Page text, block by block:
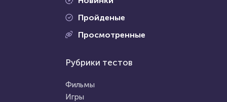
Проходили 33817 раз
вопросов для тех, кто
старше сорока лет...
Старорусские слова,
сможешь угадать?
Рубрики тестов
Фильмы
Игры
Пройденые
Просмотренные